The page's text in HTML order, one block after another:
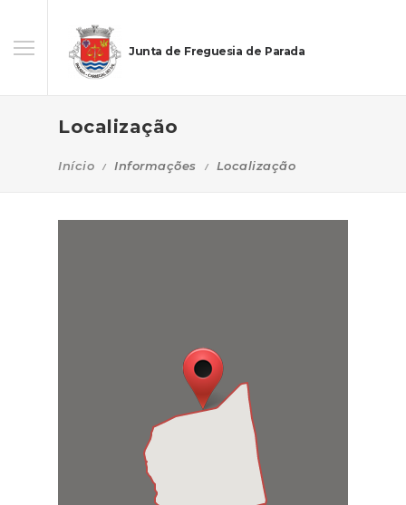
Junta de Freguesia de Parada
Localização
Início Informações Localização